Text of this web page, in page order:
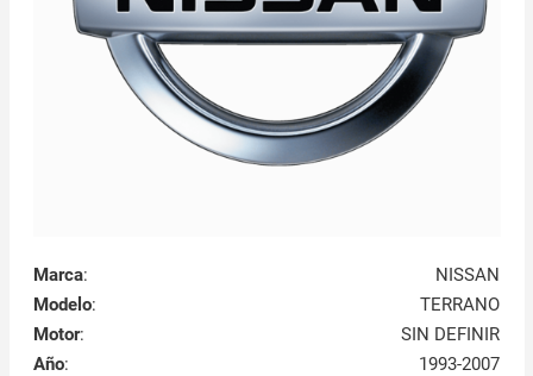
Marca:
NISSAN
Modelo:
TERRANO
Motor:
SIN DEFINIR
Año: 1993-2007